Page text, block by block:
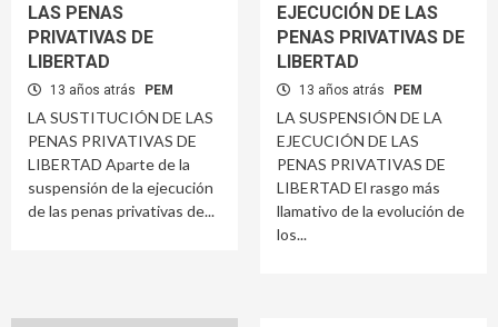
LAS PENAS
PRIVATIVAS DE
LIBERTAD
13 años atrás PEM
LA SUSTITUCIÓN DE LAS
PENAS PRIVATIVAS DE
LIBERTAD Aparte de la
suspensión de la ejecución
de las penas privativas de...
EJECUCIÓN DE LAS
PENAS PRIVATIVAS DE
LIBERTAD
13 años atrás PEM
LA SUSPENSIÓN DE LA
EJECUCIÓN DE LAS
PENAS PRIVATIVAS DE
LIBERTAD El rasgo más
llamativo de la evolución de
los...